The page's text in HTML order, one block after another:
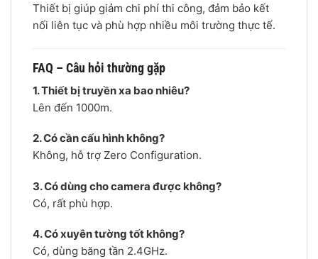
Thiết bị giúp giảm chi phí thi công, đảm bảo kết
nối liên tục và phù hợp nhiều môi trường thực tế.
FAQ – Câu hỏi thường gặp
1. Thiết bị truyền xa bao nhiêu?
Lên đến 1000m.
2. Có cần cấu hình không?
Không, hỗ trợ Zero Configuration.
3. Có dùng cho camera được không?
Có, rất phù hợp.
4. Có xuyên tường tốt không?
Có, dùng băng tần 2.4GHz.